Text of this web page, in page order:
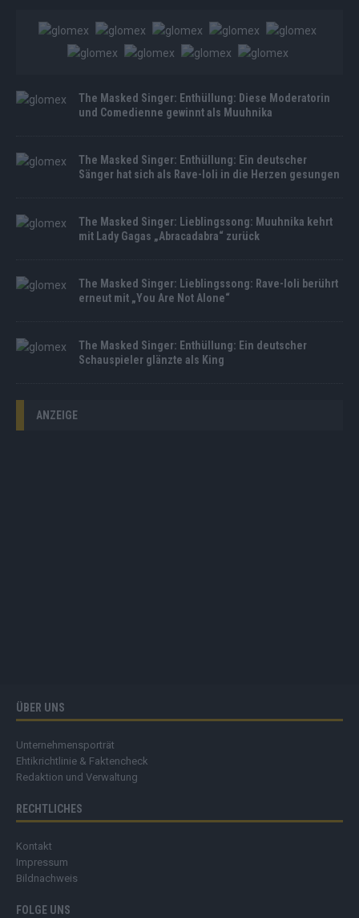
The Masked Singer: Enthüllung: Diese Moderatorin
und Comedienne gewinnt als Muuhnika
The Masked Singer: Enthüllung: Ein deutscher
Sänger hat sich als Rave-Ioli in die Herzen gesungen
The Masked Singer: Lieblingssong: Muuhnika kehrt
mit Lady Gagas „Abracadabra“ zurück
The Masked Singer: Lieblingssong: Rave-Ioli berührt
erneut mit „You Are Not Alone“
The Masked Singer: Enthüllung: Ein deutscher
Schauspieler glänzte als King
ANZEIGE
ÜBER UNS
Unternehmensporträt
Ehtikrichtlinie & Faktencheck
Redaktion und Verwaltung
RECHTLICHES
Kontakt
Impressum
Bildnachweis
FOLGE UNS